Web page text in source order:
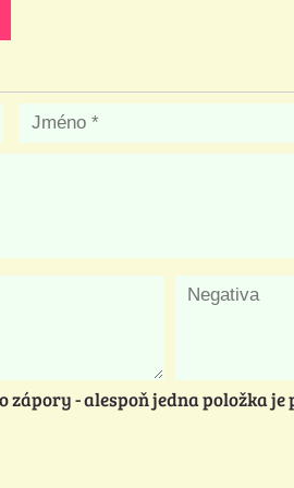
zápory - alespoň jedna položka je